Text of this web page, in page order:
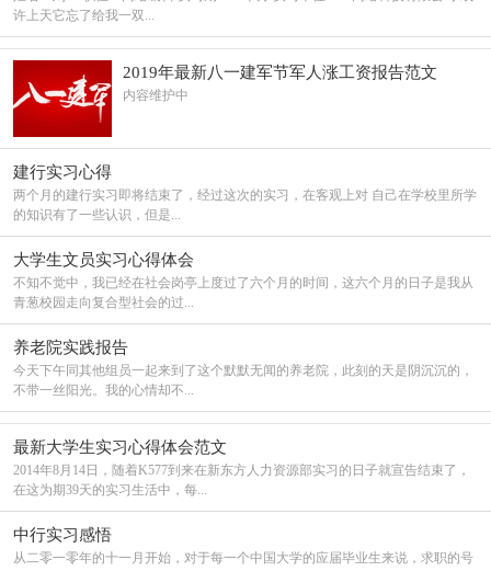
许上天它忘了给我一双...
2019年最新八一建军节军人涨工资报告范文
内容维护中
建行实习心得
两个月的建行实习即将结束了，经过这次的实习，在客观上对 自己在学校里所学
的知识有了一些认识，但是...
大学生文员实习心得体会
不知不觉中，我已经在社会岗亭上度过了六个月的时间，这六个月的日子是我从
青葱校园走向复合型社会的过...
养老院实践报告
今天下午同其他组员一起来到了这个默默无闻的养老院，此刻的天是阴沉沉的，
不带一丝阳光。我的心情却不...
最新大学生实习心得体会范文
2014年8月14日，随着K577到来在新东方人力资源部实习的日子就宣告结束了，
在这为期39天的实习生活中，每...
中行实习感悟
从二零一零年的十一月开始，对于每一个中国大学的应届毕业生来说，求职的号